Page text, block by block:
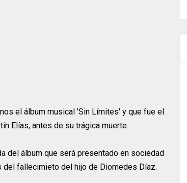
el álbum musical 'Sin Límites' y que fue el
Elías, antes de su trágica muerte.
del álbum que será presentado en sociedad
fallecimieto del hijo de Diomedes Díaz.